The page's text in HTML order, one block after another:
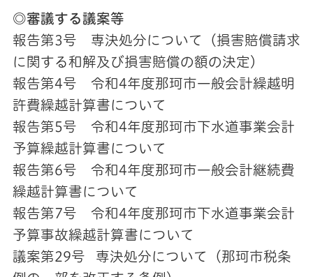
◎審議する議案等
報告第3号 専決処分について（損害賠償請求
に関する和解及び損害賠償の額の決定）
報告第4号 令和4年度那珂市一般会計繰越明
許費繰越計算書について
報告第5号 令和4年度那珂市下水道事業会計
予算繰越計算書について
報告第6号 令和4年度那珂市一般会計継続費
繰越計算書について
報告第7号 令和4年度那珂市下水道事業会計
予算事故繰越計算書について
議案第29号 専決処分について（那珂市税条